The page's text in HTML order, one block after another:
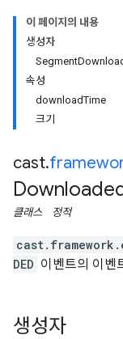
이 페이지의 내용
생성자
속성
downloadTime
크기
cast.
클래스 정적
DED 이벤트의 이벤
생성자